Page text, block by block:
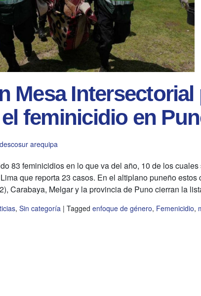
Mesa Intersectorial
feminicidio en
descosur arequipa
83 feminicidios en lo que va del año, 10 de los
que reporta 23 casos. En el altiplano puneño estos
Carabaya, Melgar y la provincia de Puno cierran la
, Sin categoría | Tagged enfoque de género, Femenicidio,